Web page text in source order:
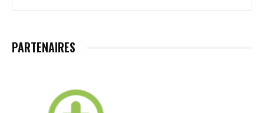
PARTENAIRES